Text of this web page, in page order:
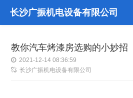
长沙广振机电设备有限公司
教你汽车烤漆房选购的小妙招
2021-12-14 08:36:59
长沙广振机电设备有限公司